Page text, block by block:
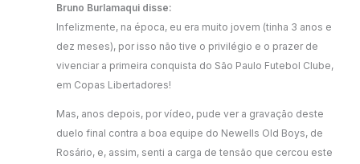
Bruno Burlamaqui disse:
Infelizmente, na época, eu era muito jovem (tinha 3 anos e
dez meses), por isso não tive o privilégio e o prazer de
vivenciar a primeira conquista do São Paulo Futebol Clube,
em Copas Libertadores!
Mas, anos depois, por vídeo, pude ver a gravação deste
duelo final contra a boa equipe do Newells Old Boys, de
Rosário, e, assim, senti a carga de tensão que cercou este